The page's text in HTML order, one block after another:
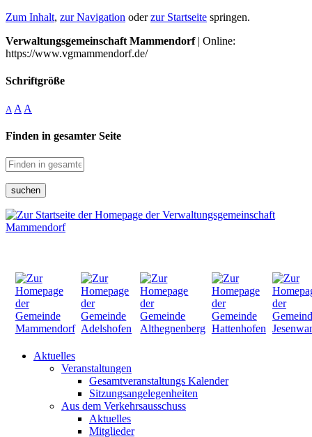
Zum Inhalt, zur Navigation oderzur Startseite springen.
Verwaltungsgemeinschaft Mammendorf| Online:
https://www.vgmammendorf.de/
Schriftgröße
A A A
Finden in gesamter Seite
suchen
Aktuelles
Veranstaltungen
Gesamtveranstaltungs Kalender
Sitzungsangelegenheiten
Aus dem Verkehrsausschuss
Aktuelles
Mitglieder